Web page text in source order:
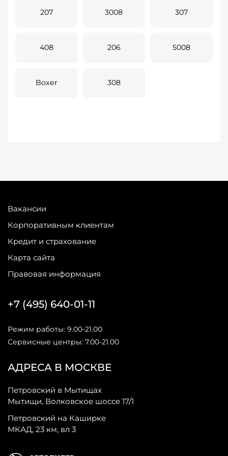
207 3008 307
408 206 5008
Boxer 308
Вакансии
Корпоративным клиентам
Кредит и страхование
Карта сайта
Правовая информация
АДРЕСА В МОСКВЕ
Петровский в Мытищах
Мытищи, Волковское шоссе 17/1
Петровский на Каширке
МКАД, 23 км, вл 3
+7 (495) 640-01-11
Режим работы: 9.00-21.00
Сервисные центры: 7.00-21.00